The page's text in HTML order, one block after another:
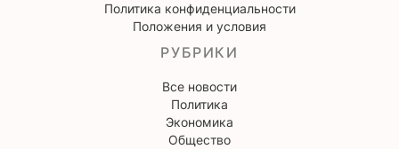
Политика конфиденциальности
Положения и условия
РУБРИКИ
Все новости
Политика
Экономика
Общество